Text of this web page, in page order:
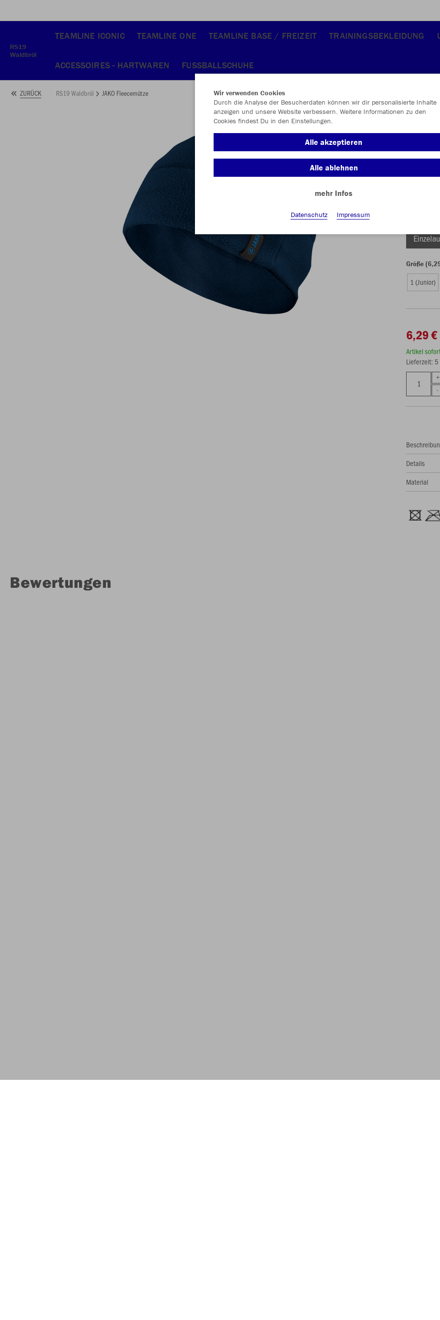
RS19
Waldbröl
TEAMLINE ICONIC TEAMLINE ONE TEAMLINE BASE / FREIZEIT TRAININGSBEKLEIDUNG
ACCESSOIRES - HARTWAREN FUSSBALLSCHUHE
ZURÜCK RS19 Waldbröl JAKO Fleecemütze
marine
Größe
1 (Junior)
6,29 €
Artikel
Lieferzeit: 5
Details
Material
Bewertungen
Wir verwenden Cookies
Durch die Analyse der Besucherdaten können wir dir personalisierte Inhalte
anzeigen und unsere Website verbessern. Weitere Informationen zu den
Cookies findest Du in den Einstellungen.
Alle akzeptieren
Alle ablehnen
mehr Infos
Datenschutz Impressum